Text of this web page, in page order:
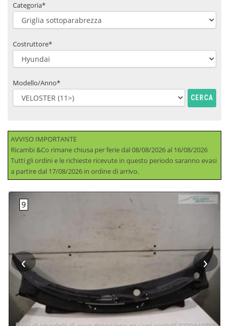
Categoria*
Costruttore*
Modello/Anno*
CERCA
AVVISO IMPORTANTE
Ricambi &Co rimane chiusa per ferie dal 08/08/2026 al 16/08/2026
Tutti gli ordini e le richieste ricevute in questo periodo saranno evasi
a partire dal 17/08/2026 in ordine di arrivo.
‹ ›